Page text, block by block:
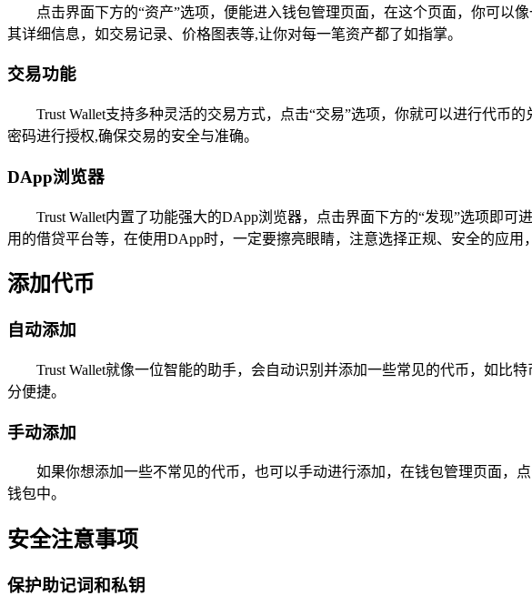
点击界面下方的“资产”选项，便能进入钱包管理页面，在这个页面，你可以
其详细信息，如交易记录、价格图表等,让你对每一笔资产都了如指掌。
交易功能
Trust Wallet支持多种灵活的交易方式，点击“交易”选项，你就可以进行代
密码进行授权,确保交易的安全与准确。
DApp浏览器
Trust Wallet内置了功能强大的DApp浏览器，点击界面下方的“发现”选项即
用的借贷平台等，在使用DApp时，一定要擦亮眼睛，注意选择正规、安全的应用
添加代币
自动添加
Trust Wallet就像一位智能的助手，会自动识别并添加一些常见的代币，如比
分便捷。
手动添加
如果你想添加一些不常见的代币，也可以手动进行添加，在钱包管理页面，
钱包中。
安全注意事项
保护助记词和私钥